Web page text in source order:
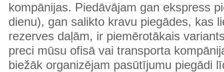
kompānijas. Piedāvājam gan ekspress
dienu), gan salikto kravu piegādes, kas
rezerves daļām, ir piemērotākais
preci mūsu ofisā vai transporta
biežāk organizējam pasūtījumu piegādi